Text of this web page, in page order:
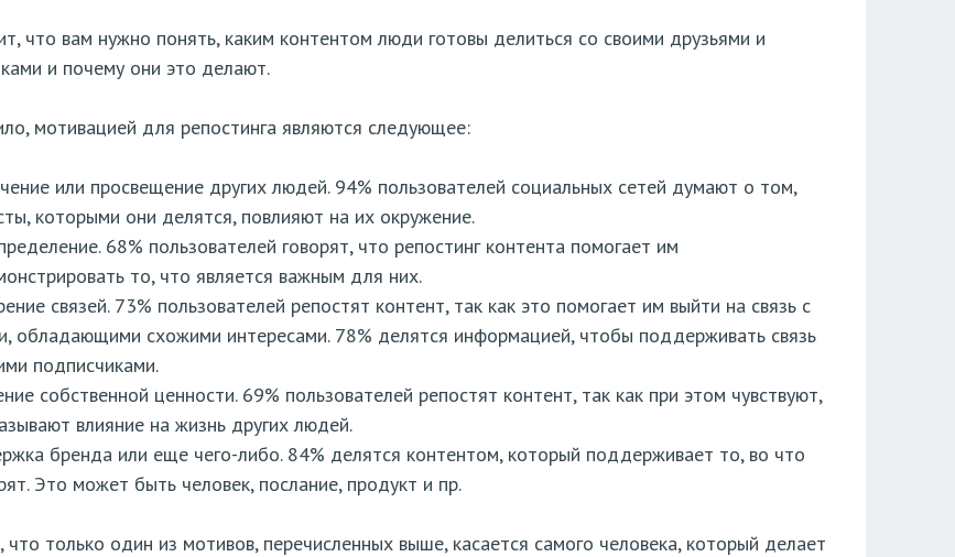
что вам нужно понять, каким контентом люди готовы делиться со своими друзьями и
и почему они это делают.
мотивацией для репостинга являются следующее:
или просвещение других людей. 94% пользователей социальных сетей думают о том,
которыми они делятся, повлияют на их окружение.
68% пользователей говорят, что репостинг контента помогает им
то, что является важным для них.
связей. 73% пользователей репостят контент, так как это помогает им выйти на связь с
обладающими схожими интересами. 78% делятся информацией, чтобы поддерживать связь
подписчиками.
собственной ценности. 69% пользователей репостят контент, так как при этом чувствуют,
влияние на жизнь других людей.
бренда или еще чего-либо. 84% делятся контентом, который поддерживает то, во что
Это может быть человек, послание, продукт и пр.
что только один из мотивов, перечисленных выше, касается самого человека, который делает